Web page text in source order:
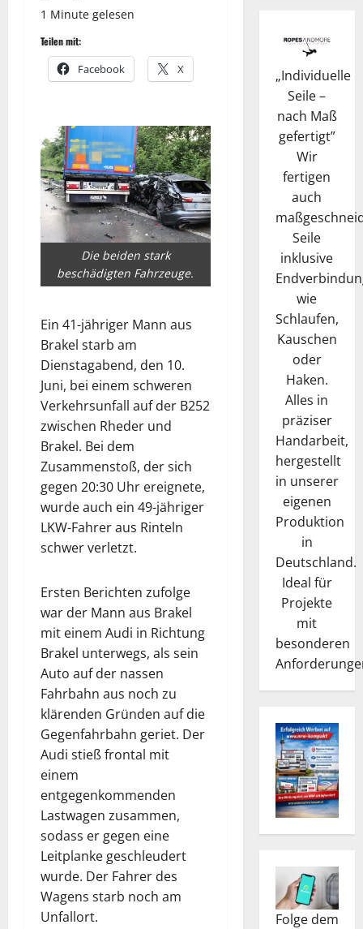
1 Minute gelesen
Teilen mit:
Facebook X
Die beiden stark
beschädigten Fahrzeuge.
Ein 41-jähriger Mann aus
Brakel starb am
Dienstagabend, den 10.
Juni, bei einem schweren
Verkehrsunfall auf der B252
zwischen Rheder und
Brakel. Bei dem
Zusammenstoß, der sich
gegen 20:30 Uhr ereignete,
wurde auch ein 49-jähriger
LKW-Fahrer aus Rinteln
schwer verletzt.
Ersten Berichten zufolge
war der Mann aus Brakel
mit einem Audi in Richtung
Brakel unterwegs, als sein
Auto auf der nassen
Fahrbahn aus noch zu
klärenden Gründen auf die
Gegenfahrbahn geriet. Der
Audi stieß frontal mit
einem
entgegenkommenden
Lastwagen zusammen,
sodass er gegen eine
Leitplanke geschleudert
wurde. Der Fahrer des
Wagens starb noch am
Unfallort.
„Individuelle
Seile –
nach Maß
gefertigt”
Wir
fertigen
auch
Seile
inklusive
wie
Schlaufen,
Kauschen
oder
Haken.
Alles in
präziser
Handarbeit,
hergestellt
in unserer
eigenen
Produktion
in
Deutschland.
Ideal für
Projekte
mit
besonderen
Folge dem